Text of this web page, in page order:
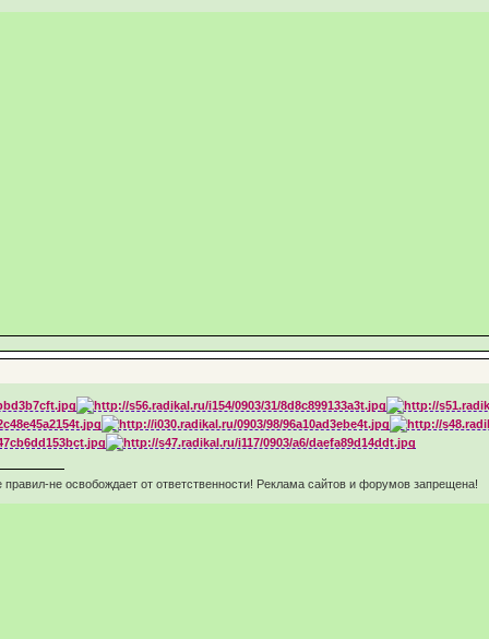
не освобождает от ответственности! Реклама сайтов и форумов запрещена!